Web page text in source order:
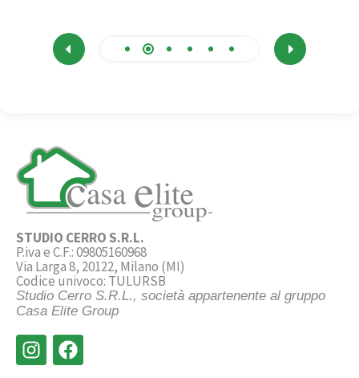
STUDIO CERRO S.R.L.
P.iva e C.F.: 09805160968
Via Larga 8, 20122, Milano (MI)
Codice univoco: TULURSB
Studio Cerro S.R.L., società appartenente al gruppo
Casa Elite Group